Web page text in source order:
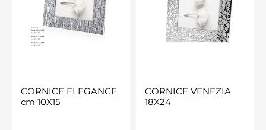
CORNICE ELEGANCE
cm 10X15
CORNICE VENEZIA
18X24